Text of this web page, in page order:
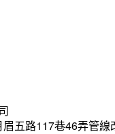
五路117巷46弄管